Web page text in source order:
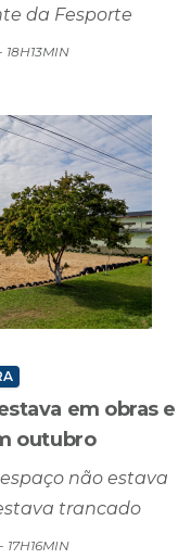
de improbidade
Desportiva
18H13MIN
em obras e
outubro
não estava